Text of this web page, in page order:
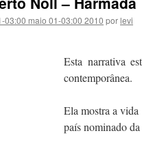
03:00 maio 01-03:00 2010 porlevi
Esta narrativa
contemporânea.
Ela mostra a
país nominado